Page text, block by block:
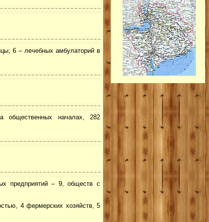
6 – лечебных амбулаторий в
общественных началах, 282
предприятий – 9, обществ с
4 фермерских хозяйств, 5